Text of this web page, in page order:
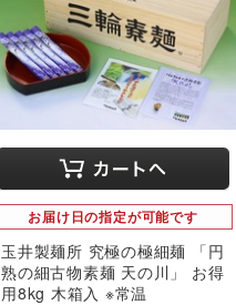
お届け日の指定が可能です
玉井製麺所 究極の極細麺 「円
熟の細古物素麺 天の川」 お得
用8kg 木箱入 ※常温